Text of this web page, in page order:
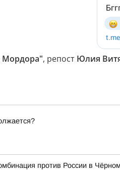
Мордора", репост Юлия
против России в